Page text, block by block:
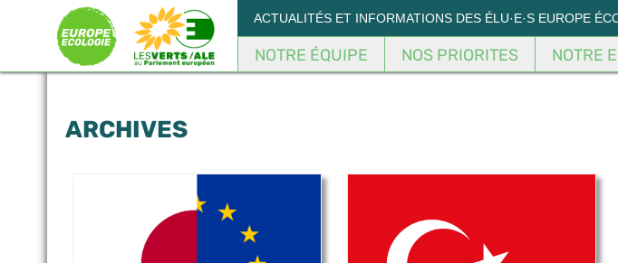
ACTUALITÉS ET INFORMATIONS DES ÉLU·E·S EUROPE
NOTRE ÉQUIPE NOS PRIORITES NOTRE
ARCHIVES
Panneau de gestion des cookies